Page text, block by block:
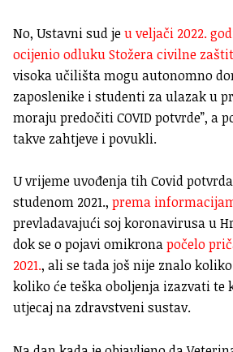
No, Ustavni sud jeu veljači 2022.
ocijenio odluku Stožera civilne
visoka učilišta mogu autonomno
zaposlenike i studenti za ulazak u
moraju predočiti COVID potvrde”, a
takve zahtjeve i povukli.
U vrijeme uvođenja tih Covid
studenom 2021., prema
prevladavajući soj koronavirusa u
dok se o pojavi omikronapočelo
2021., ali se tada još nije znalo
koliko će teška oboljenja izazvati te
utjecaj na zdravstveni sustav.